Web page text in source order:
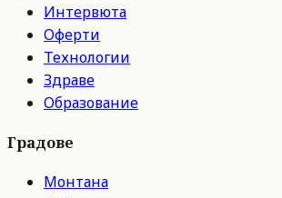
Интервюта
Оферти
Технологии
Здраве
Образование
Градове
Монтана